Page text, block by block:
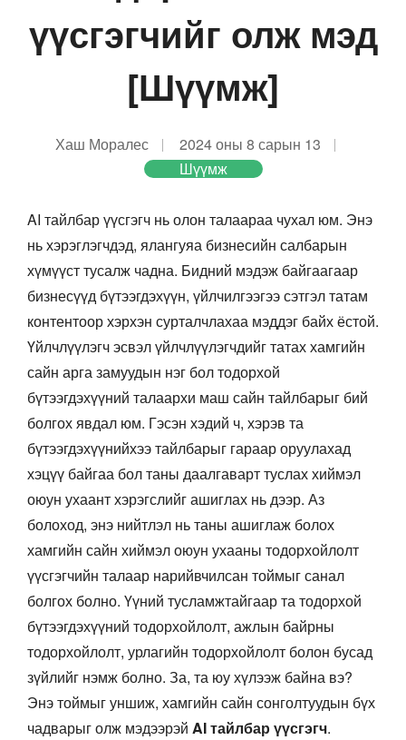
үүсгэгчийг олж мэд
[Шүүмж]
Хаш Моралес
2024 оны 8 сарын 13
Шүүмж
AI тайлбар үүсгэгч нь олон талаараа чухал юм. Энэ
нь хэрэглэгчдэд, ялангуяа бизнесийн салбарын
хүмүүст тусалж чадна. Бидний мэдэж байгаагаар
бизнесүүд бүтээгдэхүүн, үйлчилгээгээ сэтгэл татам
контентоор хэрхэн сурталчлахаа мэддэг байх ёстой.
Үйлчлүүлэгч эсвэл үйлчлүүлэгчдийг татах хамгийн
сайн арга замуудын нэг бол тодорхой
бүтээгдэхүүний талаархи маш сайн тайлбарыг бий
болгох явдал юм. Гэсэн хэдий ч, хэрэв та
бүтээгдэхүүнийхээ тайлбарыг гараар оруулахад
хэцүү байгаа бол таны даалгаварт туслах хиймэл
оюун ухаант хэрэгслийг ашиглах нь дээр. Аз
болоход, энэ нийтлэл нь таны ашиглаж болох
хамгийн сайн хиймэл оюун ухааны тодорхойлолт
үүсгэгчийн талаар нарийвчилсан тоймыг санал
болгох болно. Үүний тусламжтайгаар та тодорхой
бүтээгдэхүүний тодорхойлолт, ажлын байрны
тодорхойлолт, урлагийн тодорхойлолт болон бусад
зүйлийг нэмж болно. За, та юу хүлээж байна вэ?
Энэ тоймыг уншиж, хамгийн сайн сонголтуудын бүх
чадварыг олж мэдээрэй AI тайлбар үүсгэгч.